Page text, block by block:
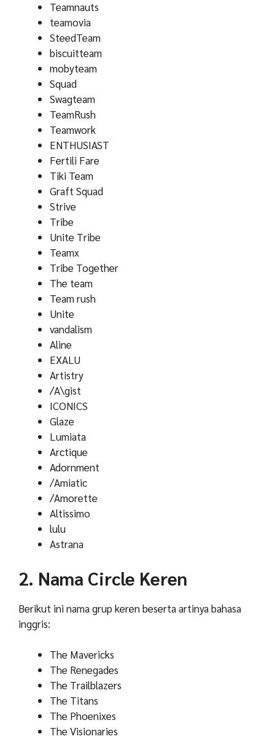
Teamnauts
teamovia
SteedTeam
biscuitteam
mobyteam
Squad
Swagteam
TeamRush
Teamwork
ENTHUSIAST
Fertili Fare
Tiki Team
Graft Squad
Strive
Tribe
Unite Tribe
Teamx
Tribe Together
The team
Team rush
Unite
vandalism
Aline
EXALU
Artistry
/A\gist
ICONICS
Glaze
Lumiata
Arctique
Adornment
/Amiatic
/Amorette
Altissimo
lulu
Astrana
2. Nama Circle Keren
Berikut ini nama grup keren beserta artinya bahasa
inggris:
The Mavericks
The Renegades
The Trailblazers
The Titans
The Phoenixes
The Visionaries